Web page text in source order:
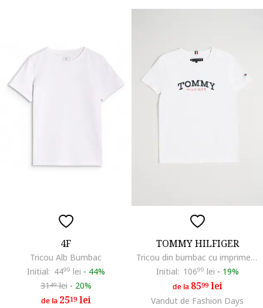
4F
Tricou Alb Bumbac
Initial: 4499 lei - 44%
3149lei - 20%
de la 2519lei
TOMMY HILFIGER
Tricou din bumbac cu imprimeu logo, Alb
Initial: 10699 lei - 19%
de la 8599lei
Vandut de Fashion Days